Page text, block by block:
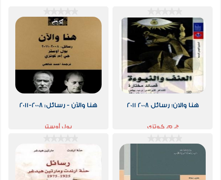
هنا والان؛ رسائل 2008 2011
ج. م. كوتزي
هنا والآن - رسائل: 2008-2011
بول أوستر